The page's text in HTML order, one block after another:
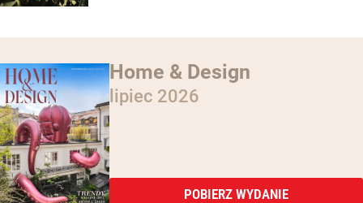
Home & Design
lipiec 2026
POBIERZ WYDANIE